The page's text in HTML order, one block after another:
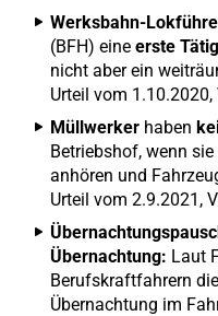
Werksbahn-
(BFH) eine erste
nicht aber ein
Urteil vom
Müllwerker haben
Betriebshof, wenn
anhören und
Urteil vom 2.9.2021,
Übernachtung: Laut
Berufskraftfahrern
Übernachtung im